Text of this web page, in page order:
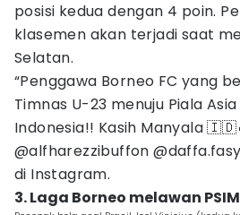
posisi kedua dengan 4 poin.
klasemen akan terjadi saat
Selatan.
“Penggawa Borneo FC yang
Timnas U-23 menuju Piala
Indonesia!! Kasih Manyala
@alfharezzibuffon
di Instagram.
3. Laga Borneo melawan PSIM